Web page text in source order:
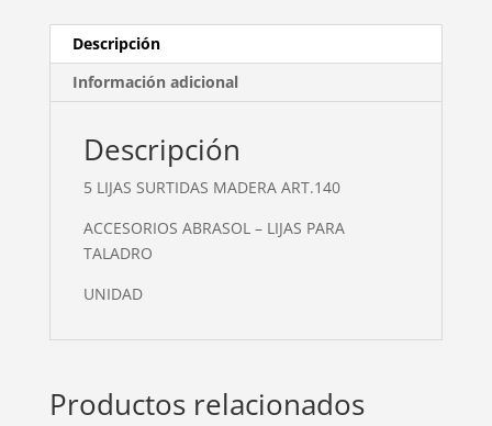
Descripción
Información adicional
Descripción
5 LIJAS SURTIDAS MADERA ART.140
ACCESORIOS ABRASOL – LIJAS PARA
TALADRO
UNIDAD
Productos relacionados